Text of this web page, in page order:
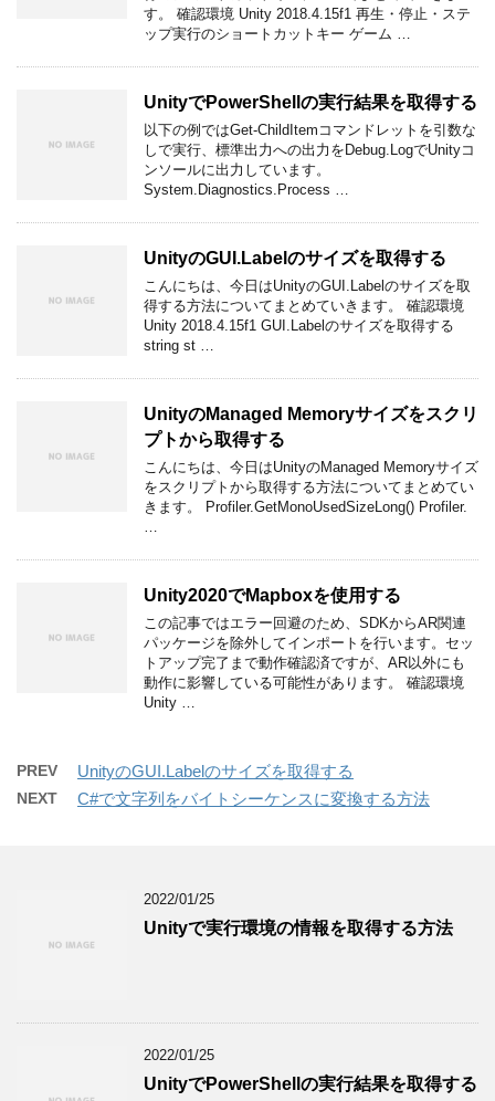
す。 確認環境 Unity 2018.4.15f1 再生・停止・ステ
ップ実行のショートカットキー ゲーム …
UnityでPowerShellの実行結果を取得する
以下の例ではGet-ChildItemコマンドレットを引数な
しで実行、標準出力への出力をDebug.LogでUnityコ
ンソールに出力しています。
System.Diagnostics.Process …
UnityのGUI.Labelのサイズを取得する
こんにちは、今日はUnityのGUI.Labelのサイズを取
得する方法についてまとめていきます。 確認環境
Unity 2018.4.15f1 GUI.Labelのサイズを取得する
string st …
UnityのManaged Memoryサイズをスクリ
プトから取得する
こんにちは、今日はUnityのManaged Memoryサイズ
をスクリプトから取得する方法についてまとめてい
きます。 Profiler.GetMonoUsedSizeLong() Profiler.
Unity2020でMapboxを使用する
この記事ではエラー回避のため、SDKからAR関連
パッケージを除外してインポートを行います。セッ
トアップ完了まで動作確認済ですが、AR以外にも
動作に影響している可能性があります。 確認環境
Unity …
PREV UnityのGUI.Labelのサイズを取得する
NEXT C#で文字列をバイトシーケンスに変換する方法
2022/01/25
Unityで実行環境の情報を取得する方法
2022/01/25
UnityでPowerShellの実行結果を取得する